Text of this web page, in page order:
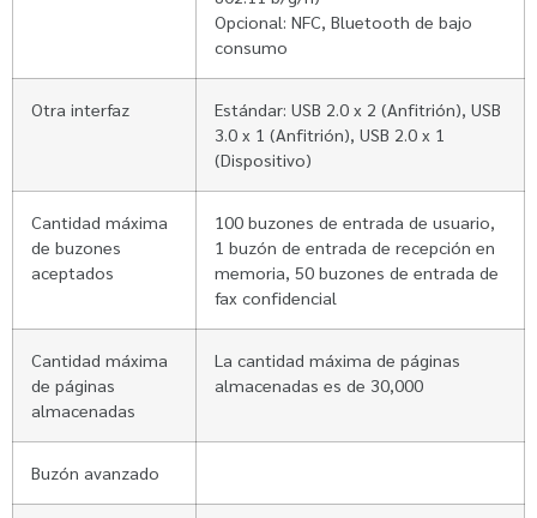
Opcional: NFC, Bluetooth de bajo
consumo
Otra interfaz
Estándar: USB 2.0 x 2 (Anfitrión), USB
3.0 x 1 (Anfitrión), USB 2.0 x 1
(Dispositivo)
Cantidad máxima
de buzones
aceptados
100 buzones de entrada de usuario,
1 buzón de entrada de recepción en
memoria, 50 buzones de entrada de
fax confidencial
Cantidad máxima
de páginas
almacenadas
La cantidad máxima de páginas
almacenadas es de 30,000
Buzón avanzado